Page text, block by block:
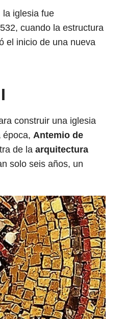
la iglesia fue
cuando la estructura
el inicio de una nueva
construir una iglesia
época, Antemio de
de la arquitectura
solo seis años, un